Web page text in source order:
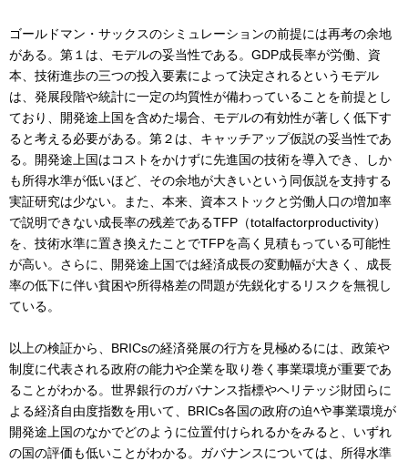
ゴールドマン・サックスのシミュレーションの前提には再考の余地
がある。第１は、モデルの妥当性である。GDP成長率が労働、資
本、技術進歩の三つの投入要素によって決定されるというモデル
は、発展段階や統計に一定の均質性が備わっていることを前提とし
ており、開発途上国を含めた場合、モデルの有効性が著しく低下す
ると考える必要がある。第２は、キャッチアップ仮説の妥当性であ
る。開発途上国はコストをかけずに先進国の技術を導入でき、しか
も所得水準が低いほど、その余地が大きいという同仮説を支持する
実証研究は少ない。また、本来、資本ストックと労働人口の増加率
で説明できない成長率の残差であるTFP（totalfactorproductivity）
を、技術水準に置き換えたことでTFPを高く見積もっている可能性
が高い。さらに、開発途上国では経済成長の変動幅が大きく、成長
率の低下に伴い貧困や所得格差の問題が先鋭化するリスクを無視し
ている。
以上の検証から、BRICsの経済発展の行方を見極めるには、政策や
制度に代表される政府の能力や企業を取り巻く事業環境が重要であ
ることがわかる。世界銀行のガバナンス指標やヘリテッジ財団らに
よる経済自由度指数を用いて、BRICs各国の政府の迫ﾍや事業環境が
開発途上国のなかでどのように位置付けられるかをみると、いずれ
の国の評価も低いことがわかる。ガバナンスについては、所得水準